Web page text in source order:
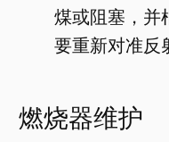
煤或阻塞，并
要重新对准反
燃烧器维护